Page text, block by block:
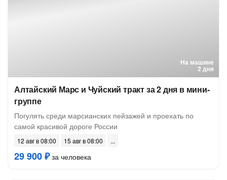
На машине
2 дня
Алтайский Марс и Чуйский тракт за 2 дня в мини-
группе
Погулять среди марсианских пейзажей и проехать по
самой красивой дороге России
12 авг в 08:00 15 авг в 08:00
29 900 ₽за человека